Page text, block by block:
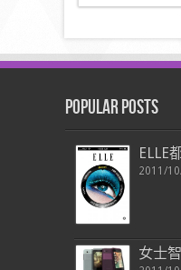
Popular Posts
ELLE
2011/
女士